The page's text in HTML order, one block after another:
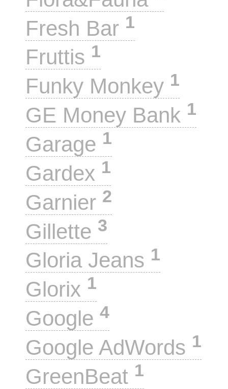
Fresh Bar 1
Fruttis 1
Funky Monkey 1
GE Money Bank 1
Garage 1
Gardex 1
Garnier 2
Gillette 3
Gloria Jeans 1
Glorix 1
Google 4
Google AdWords 1
GreenBeat 1